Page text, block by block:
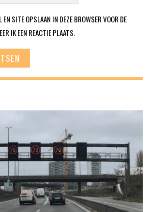
SITE OPSLAAN IN DEZE BROWSER VOOR DE
IK EEN REACTIE PLAATS.